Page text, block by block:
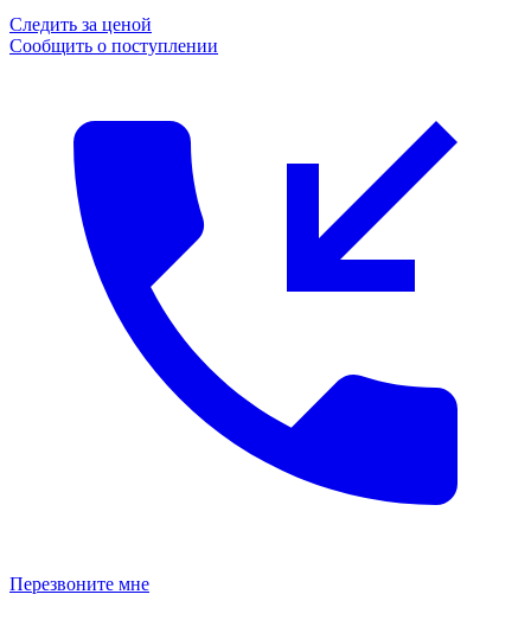
Следить за ценой
Сообщить о поступлении
Перезвоните мне